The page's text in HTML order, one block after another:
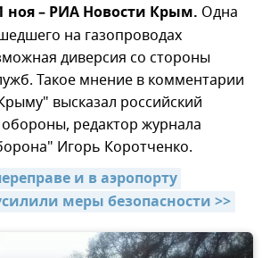
– РИА Новости Крым. Одна
на газопроводах
диверсия со стороны
Такое мнение в комментарии
высказал российский
обороны, редактор журнала
Игорь Коротченко.
и в аэропорту
меры безопасности >>